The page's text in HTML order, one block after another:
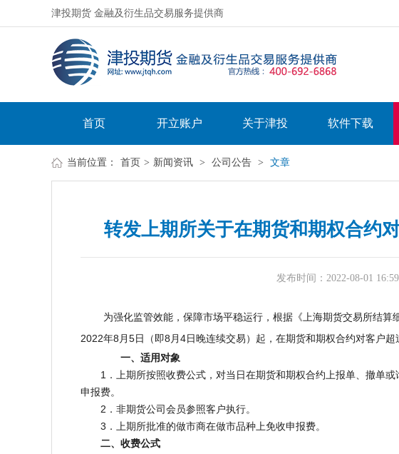
津投期货 金融及衍生品交易服务提供商
首页 开立账户 关于津投 软件下载
当前位置： 首页 > 新闻资讯 > 公司公告 > 文章
转发上期所关于在期货和期权合约
发布时间：2022-08-01
为强化监管效能，保障市场平稳运行，根据《上海期货交易所结算
2022年8月5日（即8月4日晚连续交易）起，在期货和期权合约对客户超
一、适用对象
1．上期所按照收费公式，对当日在期货和期权合约上报单、撤单或
申报费。
2．非期货公司会员参照客户执行。
3．上期所批准的做市商在做市品种上免收申报费。
二、收费公式